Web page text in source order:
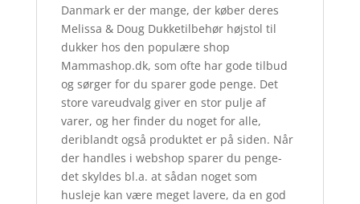
Danmark er der mange, der køber deres
Melissa & Doug Dukketilbehør højstol til
dukker hos den populære shop
Mammashop.dk, som ofte har gode tilbud
og sørger for du sparer gode penge. Det
store vareudvalg giver en stor pulje af
varer, og her finder du noget for alle,
deriblandt også produktet er på siden. Når
der handles i webshop sparer du penge-
det skyldes bl.a. at sådan noget som
husleje kan være meget lavere, da en god